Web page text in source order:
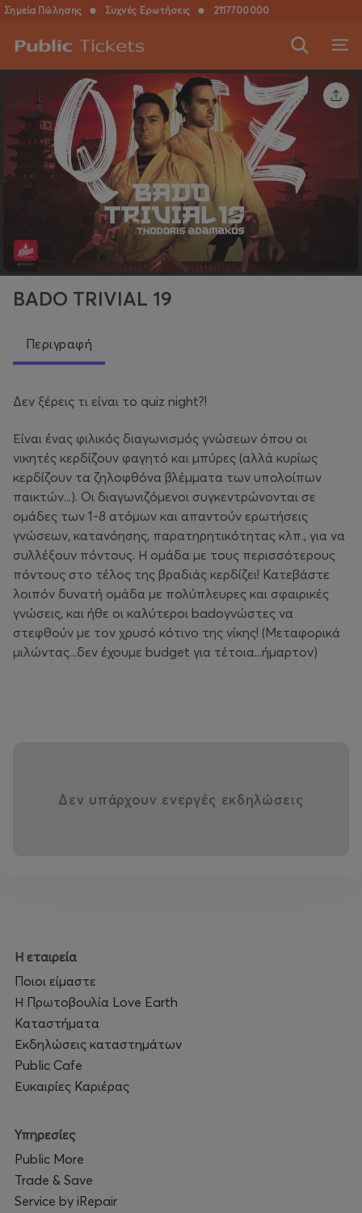
Σημεία Πώλησης ● Συχνές Ερωτήσεις ● 2117700000
BADO TRIVIAL 19
Περιγραφή
Δεν ξέρεις τι είναι το quiz night?!
Είναι ένας φιλικός διαγωνισμός γνώσεων όπου οι
νικητές κερδίζουν φαγητό και μπύρες (αλλά κυρίως
κερδίζουν τα ζηλοφθόνα βλέμματα των υπολοίπων
παικτών...). Οι διαγωνιζόμενοι συγκεντρώνονται σε
ομάδες των 1-8 ατόμων και απαντούν ερωτήσεις
γνώσεων, κατανόησης, παρατηρητικότητας κλπ., για να
συλλέξουν πόντους. Η ομάδα με τους περισσότερους
πόντους στο τέλος της βραδιάς κερδίζει! Κατεβάστε
λοιπόν δυνατή ομάδα με πολύπλευρες και σφαιρικές
γνώσεις, και ήθε οι καλύτεροι badoγνώστες να
στεφθούν με τον χρυσό κότινο της νίκης! (Μεταφορικά
μιλώντας...δεν έχουμε budget για τέτοια...ήμαρτον)
Δεν υπάρχουν ενεργές εκδηλώσεις
Η εταιρεία
Ποιοι είμαστε
Η Πρωτοβουλία Love Earth
Καταστήματα
Εκδηλώσεις καταστημάτων
Public Cafe
Ευκαιρίες Καριέρας
Υπηρεσίες
Public More
Trade & Save
Service by iRepair